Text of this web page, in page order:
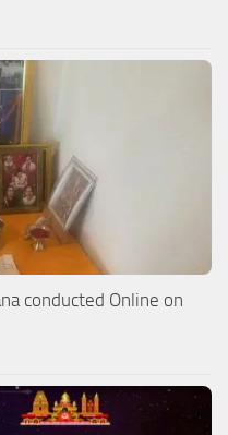
conducted Online on